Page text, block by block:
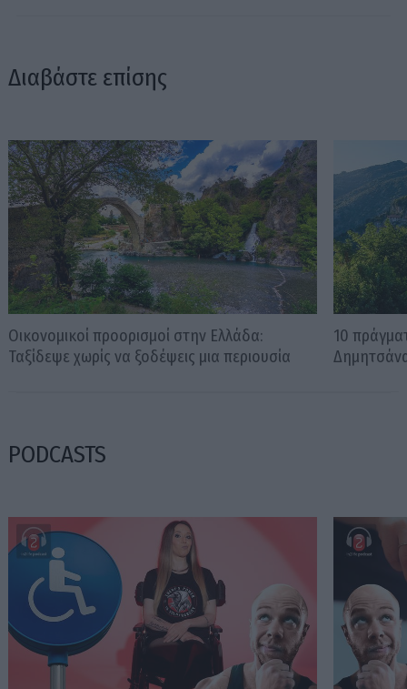
Διαβάστε επίσης
Οικονομικοί προορισμοί στην Ελλάδα:
Ταξίδεψε χωρίς να ξοδέψεις μια περιουσία
10
PODCASTS